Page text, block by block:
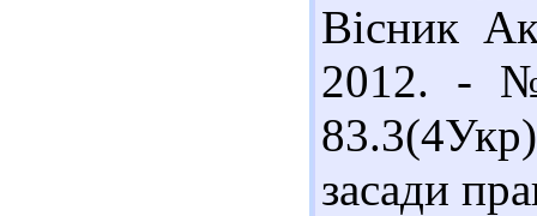
Вісник
2012. -
засади